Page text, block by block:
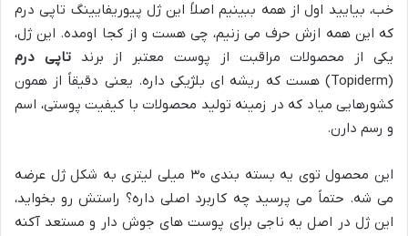
خب، بیایید اول از همه ببینیم اصلاً این ژل پیوریفایینگ تاپی درم
که این همه ازش حرف می زنیم، چی هست و از کجا اومده. این ژل،
یکی از محصولات مراقبت از پوست معتبر از برندتاپی درم
(Topiderm) هست که ریشه ای بلژیکی داره. یعنی دقیقاً از همون
کشورهایی میاد که در زمینه تولید محصولات با کیفیت پوستی، اسم
و رسم دارن.
این محصول توی یه بسته بندی ۳۰ میلی لیتری به شکل ژل عرضه
می شه. حتماً می پرسید چه کاربرد اصلی داره؟ راستش رو بخواید،
این ژل در اصل یه ناجی برای پوست های جوش دار و مستعد آکنه